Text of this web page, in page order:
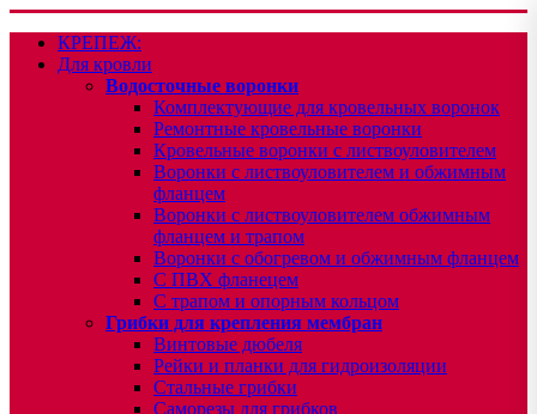
КРЕПЕЖ:
Для кровли
Водосточные воронки
Комплектующие для кровельных воронок
Ремонтные кровельные воронки
Кровельные воронки с листвоуловителем
Воронки с листвоуловителем и обжимным
фланцем
Воронки с листвоуловителем обжимным
фланцем и трапом
Воронки с обогревом и обжимным фланцем
С ПВХ фланецем
С трапом и опорным кольцом
Грибки для крепления мембран
Винтовые дюбеля
Рейки и планки для гидроизоляции
Стальные грибки
Саморезы для грибков